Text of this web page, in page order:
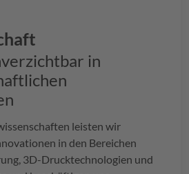
in
leisten wir
in den Bereichen
3D-Drucktechnologien und